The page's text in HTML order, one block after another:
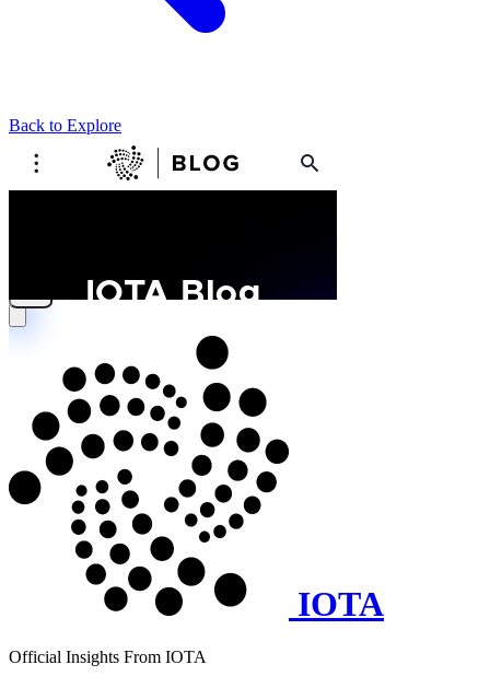
Back to Explore
IOTA
Official Insights From IOTA